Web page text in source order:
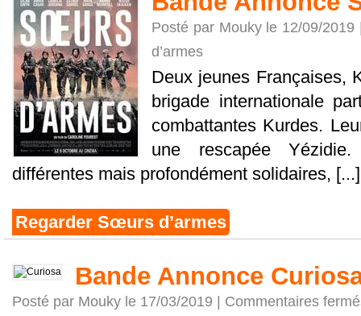
Posté par Mouky le 12/09/
d’armes
Deux jeunes Françaises,
brigade internationale
combattantes Kurdes.
une rescapée
différentes mais profondément solidaires, [...]
Regarder Sœurs d’armes
Bande Annonce
Posté par Mouky le 17/03/2019 | Commentaires